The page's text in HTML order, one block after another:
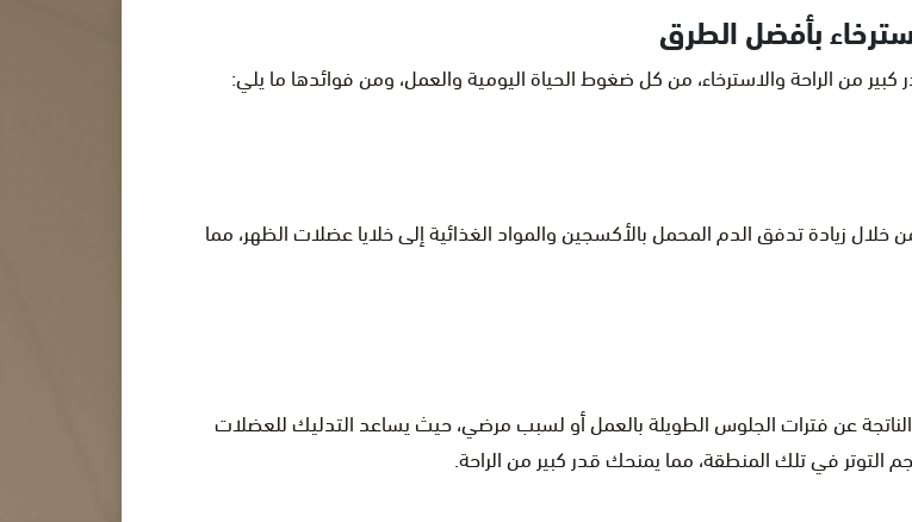
بأفضل الطرق
من الراحة والاسترخاء، من كل ضغوط الحياة اليومية والعمل، ومن فوائدها ما يلي:
زيادة تدفق الدم المحمل بالأكسجين والمواد الغذائية إلى خلايا عضلات الظهر، مما
عن فترات الجلوس الطويلة بالعمل أو لسبب مرضي، حيث يساعد التدليك للعضلات
التوتر في تلك المنطقة، مما يمنحك قدر كبير من الراحة.